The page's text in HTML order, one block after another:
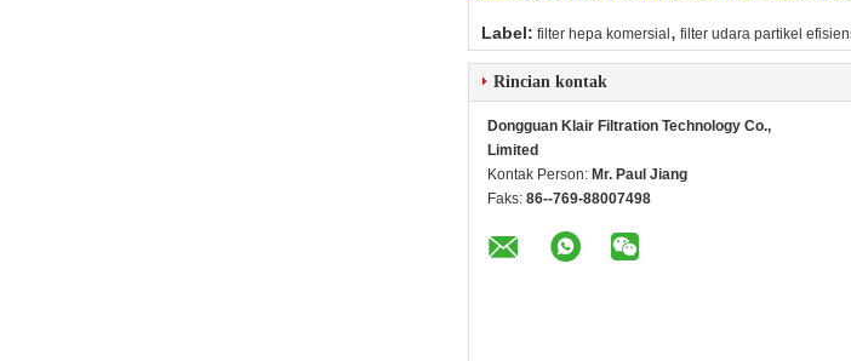
Label: filter hepa komersial , filter udara partikel
Rincian kontak
Dongguan Klair Filtration Technology Co.,
Limited
Kontak Person: Mr. Paul Jiang
Faks: 86--769-88007498